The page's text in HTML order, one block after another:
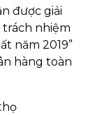
được giải
nhiệm
năm 2019”
hàng toàn